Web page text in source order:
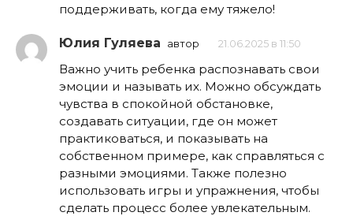
поддерживать, когда ему тяжело!
Юлия Гуляева автор 21.06.2025 в 11:50
Важно учить ребенка распознавать свои
эмоции и называть их. Можно обсуждать
чувства в спокойной обстановке,
создавать ситуации, где он может
практиковаться, и показывать на
собственном примере, как справляться с
разными эмоциями. Также полезно
использовать игры и упражнения, чтобы
сделать процесс более увлекательным.